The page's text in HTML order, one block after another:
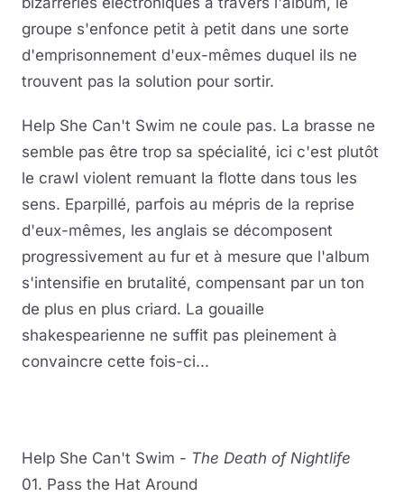
groupe s'enfonce petit à petit dans une sorte
d'emprisonnement d'eux-mêmes duquel ils ne
trouvent pas la solution pour sortir.
Help She Can't Swim ne coule pas. La brasse ne
semble pas être trop sa spécialité, ici c'est plutôt
le crawl violent remuant la flotte dans tous les
sens. Eparpillé, parfois au mépris de la reprise
d'eux-mêmes, les anglais se décomposent
progressivement au fur et à mesure que l'album
s'intensifie en brutalité, compensant par un ton
de plus en plus criard. La gouaille
shakespearienne ne suffit pas pleinement à
convaincre cette fois-ci...
Help She Can't Swim - The Death of Nightlife
01. Pass the Hat Around